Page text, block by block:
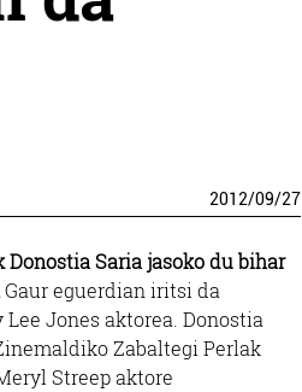
2012/09/27
Donostia Saria jasoko du bihar
Gaur eguerdian iritsi da
Jones aktorea. Donostia
Zabaltegi Perlak
Streep aktore